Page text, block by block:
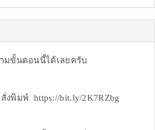
มขั้นตอนนี้ได้เลยครับ
งพิมพ์ https://bit.ly/2K7RZbg